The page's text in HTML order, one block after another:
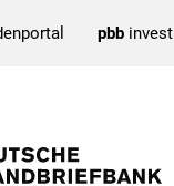
pbb invest